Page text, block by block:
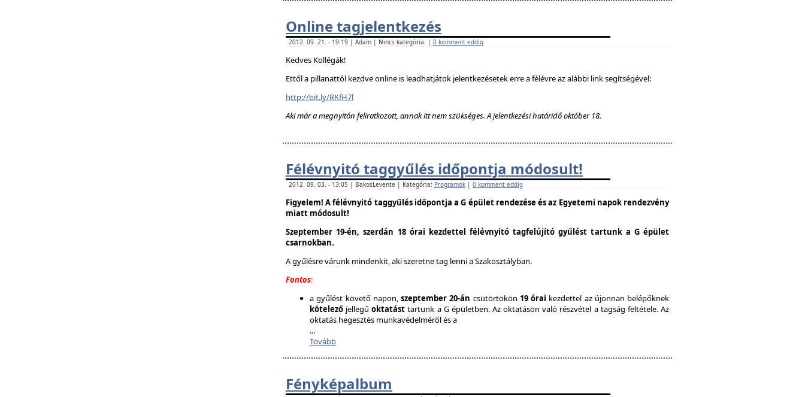
Online tagjelentkezés
2012. 09. 21. - 19:19 | Adam | Nincs kategória. | 0 komment eddig
Kedves Kollégák!
Ettől a pillanattól kezdve online is leadhatjátok jelentkezésetek erre a félévre az alábbi link segítségével:
http://bit.ly/RKfH7l
Aki már a megnyitón feliratkozott, annak itt nem szükséges. A jelentkezési határidő október 18.
Félévnyitó taggyűlés időpontja módosult!
2012. 09. 03. - 13:05 | BakosLevente | Kategória: Programok | 0 komment eddig
Figyelem! A félévnyitó taggyűlés időpontja a G épület rendezése és az Egyetemi napok rendezvény
miatt módosult!
Szeptember 19-én, szerdán 18 órai kezdettel félévnyitó tagfelújító gyűlést tartunk a G épület
csarnokban.
A gyűlésre várunk mindenkit, aki szeretne tag lenni a Szakosztályban.
Fontos:
a gyűlést követő napon, szeptember 20-án csütörtökön 19 órai kezdettel az újonnan belépőknek
kötelező jellegűoktatásttartunk a G épületben. Az oktatáson való részvétel a tagság feltétele. Az
oktatás hegesztés munkavédelméről és a
...
Tovább
Fényképalbum